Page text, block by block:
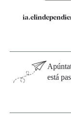
está